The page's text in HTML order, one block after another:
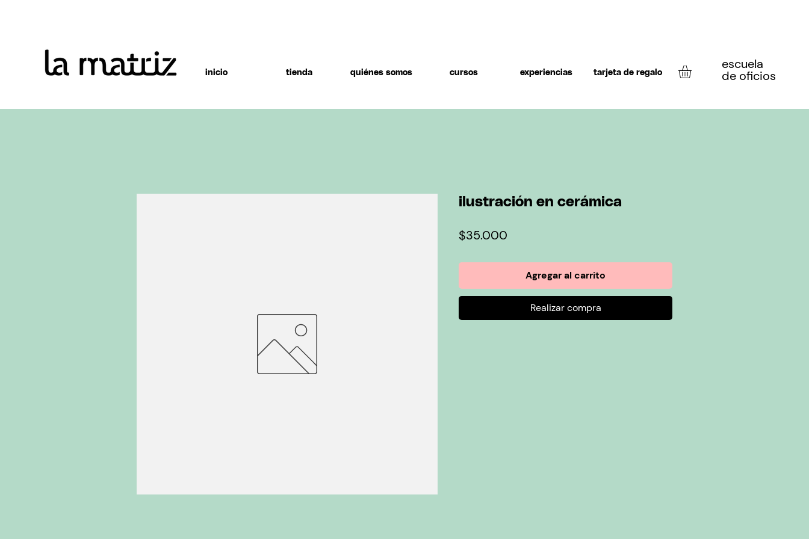
inicio tienda quiénes somos cursos experiencias tarjeta de regalo
escuela
de oficios
ilustración en cerámica
$35.000
Agregar al carrito
Realizar compra